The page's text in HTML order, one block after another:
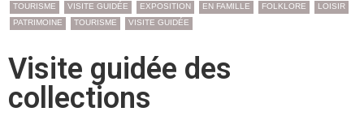
TOURISME
VISITE GUIDÉE EXPOSITION EN FAMILLE FOLKLORE
LOISIR
PATRIMOINE
TOURISME VISITE GUIDÉE
Visite guidée des
collections